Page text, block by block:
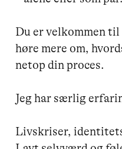
Du er velkommen til
høre mere om,
netop din proces.
Jeg har særlig
Livskriser,